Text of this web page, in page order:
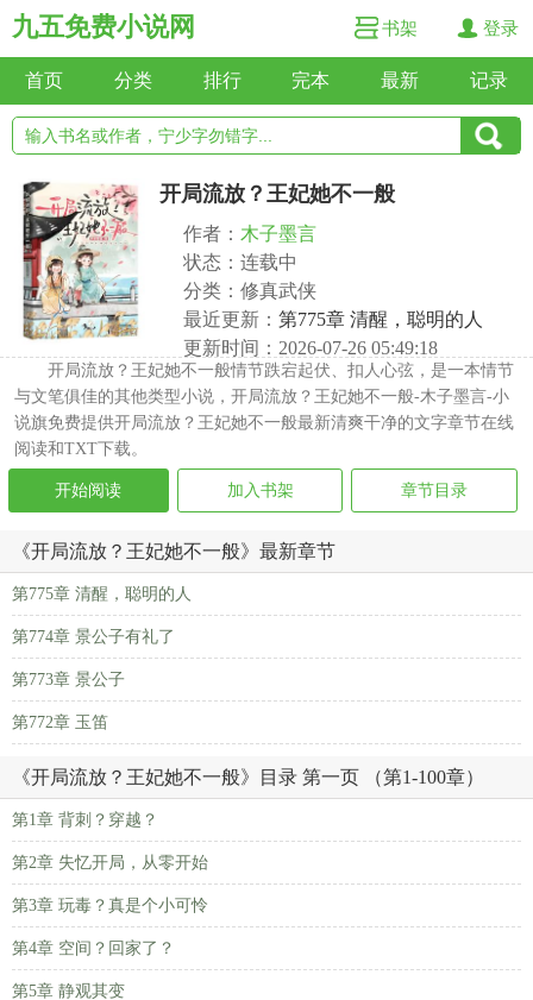
九五免费小说网 书架 登录
首页 分类 排行 完本 最新 记录
开局流放？王妃她不一般
作者： 木子墨言
状态：连载中
分类：修真武侠
最近更新： 第775章 清醒，聪明的人
更新时间：2026-07-26 05:49:18
开局流放？王妃她不一般情节跌宕起伏、扣人心弦，是一本情节
与文笔俱佳的其他类型小说，开局流放？王妃她不一般-木子墨言-小
说旗免费提供开局流放？王妃她不一般最新清爽干净的文字章节在线
阅读和TXT下载。
开始阅读 加入书架 章节目录
《开局流放？王妃她不一般》最新章节
第775章 清醒，聪明的人
第774章 景公子有礼了
第773章 景公子
第772章 玉笛
《开局流放？王妃她不一般》目录 第一页 （第1-100章）
第1章 背刺？穿越？
第2章 失忆开局，从零开始
第3章 玩毒？真是个小可怜
第4章 空间？回家了？
第5章 静观其变